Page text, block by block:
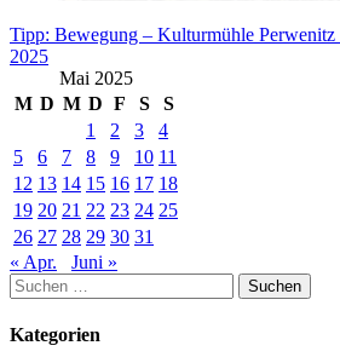
Tipp: Bewegung – Kulturmühle Perwenitz
2025
Mai 2025
M D M D F S
S
1
2 3
4
5
6 7 8 9 10 11
12 13 14 15 16 17 18
19 20 21 22 23 24 25
26 27 28 29 30 31
« Apr.
Juni »
Suchen
nach:
Kategorien